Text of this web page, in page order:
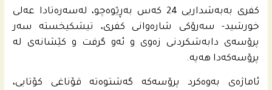
كفری به‌به‌شداریی 24 كه‌س به‌ڕێوه‌چو، له‌سه‌ره‌تادا عه‌لی
خورشید- سه‌رۆكى شاره‌وانى كفری، تیشكیخسته‌ سه‌ر
پرۆسه‌ى دابه‌شكردنى زه‌وی و ئه‌و گرفت و كێشانه‌ى له‌
پرۆسه‌كه‌دا هه‌یه‌.
ئاماژه‌ى به‌وه‌كرد پرۆسه‌كه‌ گه‌شتوه‌ته‌ قۆناغی كۆتایی،